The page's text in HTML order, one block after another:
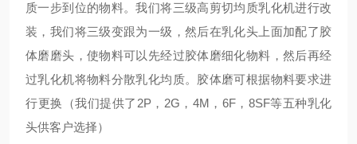
质一步到位的物料。我们将三级高剪切均质乳化机进行改
装，我们将三级变跟为一级，然后在乳化头上面加配了胶
体磨磨头，使物料可以先经过胶体磨细化物料，然后再经
过乳化机将物料分散乳化均质。胶体磨可根据物料要求进
行更换（我们提供了2P，2G，4M，6F，8SF等五种乳化
头供客户选择）